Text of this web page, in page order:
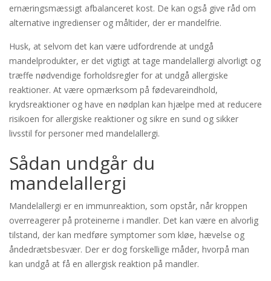
ernæringsmæssigt afbalanceret kost. De kan også give råd om
alternative ingredienser og måltider, der er mandelfrie.
Husk, at selvom det kan være udfordrende at undgå
mandelprodukter, er det vigtigt at tage mandelallergi alvorligt og
træffe nødvendige forholdsregler for at undgå allergiske
reaktioner. At være opmærksom på fødevareindhold,
krydsreaktioner og have en nødplan kan hjælpe med at reducere
risikoen for allergiske reaktioner og sikre en sund og sikker
livsstil for personer med mandelallergi.
Sådan undgår du
mandelallergi
Mandelallergi er en immunreaktion, som opstår, når kroppen
overreagerer på proteinerne i mandler. Det kan være en alvorlig
tilstand, der kan medføre symptomer som kløe, hævelse og
åndedrætsbesvær. Der er dog forskellige måder, hvorpå man
kan undgå at få en allergisk reaktion på mandler.